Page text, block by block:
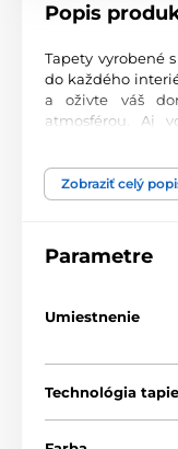
Popis
Tapety vyrobené
do každého
a oživte váš
atmosférou. Aj
Najvyššia kvalita
miestnosti.
technológii sa
farebnou stálosťou.
Dostupné
výška)
Zobraziť celý
Parametre
Umiestnenie
Technológia